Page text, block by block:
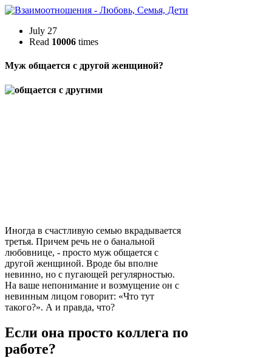
July 27
Read 10006 times
Муж общается с другой женщиной?
Иногда в счастливую семью вкрадывается
третья. Причем речь не о банальной
любовнице, - просто муж общается с
другой женщиной. Вроде бы вполне
невинно, но с пугающей регулярностью.
На ваше непонимание и возмущение он с
невинным лицом говорит: «Что тут
такого?». А и правда, что?
Если она просто коллега по
работе?